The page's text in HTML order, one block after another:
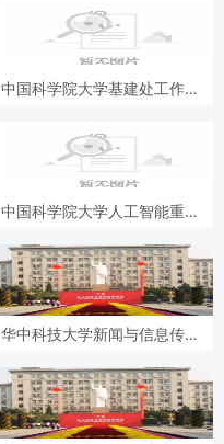
中国科学院大学基建处工作人
中国科学院大学人工智能重大
华中科技大学新闻与信息传播